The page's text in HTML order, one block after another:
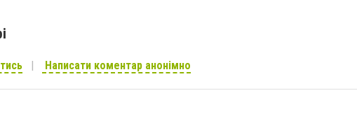
Написати коментар анонімно